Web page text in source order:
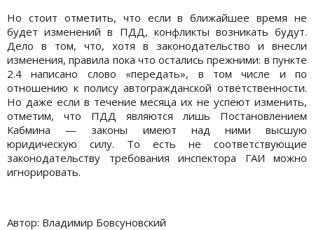
Но стоит отметить, что если в ближайшее время не
будет изменений в ПДД, конфликты возникать будут.
Дело в том, что, хотя в законодательство и внесли
изменения, правила пока что остались прежними: в пункте
2.4 написано слово «передать», в том числе и по
отношению к полису автогражданской ответственности.
Но даже если в течение месяца их не успеют изменить,
отметим, что ПДД являются лишь Постановлением
Кабмина — законы имеют над ними высшую
юридическую силу. То есть не соответствующие
законодательству требования инспектора ГАИ можно
игнорировать.
Автор: Владимир Бовсуновский